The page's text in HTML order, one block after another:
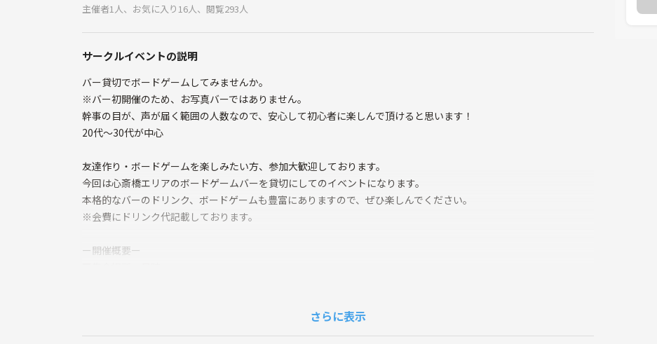
主催者1人、お気に入り16人、閲覧293人
サークルイベントの説明
バー貸切でボードゲームしてみませんか。
※バー初開催のため、お写真バーではありません。
幹事の目が、声が届く範囲の人数なので、安心して初心者に楽しんで頂けると思います！
20代〜30代が中心
友達作り・ボードゲームを楽しみたい方、参加大歓迎しております。
今回は心斎橋エリアのボードゲームバーを貸切にしてのイベントになります。
本格的なバーのドリンク、ボードゲームも豊富にありますので、ぜひ楽しんでください。
※会費にドリンク代記載しております。
ー開催概要ー
さらに表示